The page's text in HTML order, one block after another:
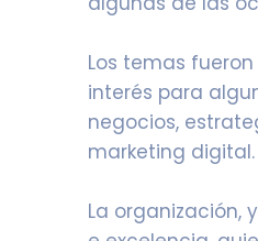
Los temas
interés para
negocios,
marketing digital.
La organización,